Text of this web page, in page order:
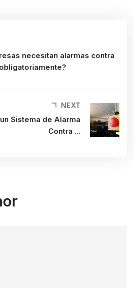
necesitan alarmas contra
NEXT
Sistema de Alarma
Contra ...